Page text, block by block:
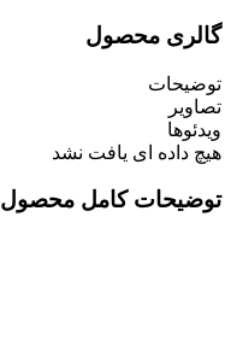
گالری محصول
توضیحات
تصاویر
ویدئوها
هیچ داده ای یافت نشد
توضیحات کامل محصول